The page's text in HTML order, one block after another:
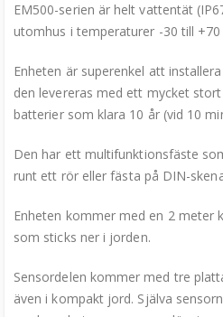
EM500-serien är helt vattentät
utomhus i temperaturer -30 till +70
Enheten är superenkel att
den levereras med ett mycket stort
batterier som klara 10 år (vid 10
Den har ett multifunktionsfäste
runt ett rör eller fästa på DIN-
Enheten kommer med en 2 meter
som sticks ner i jorden.
Sensordelen kommer med tre
även i kompakt jord. Själva